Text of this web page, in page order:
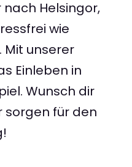
nach Helsingor,
wie
Mit unserer
Einleben in
Wunsch dir
sorgen für den